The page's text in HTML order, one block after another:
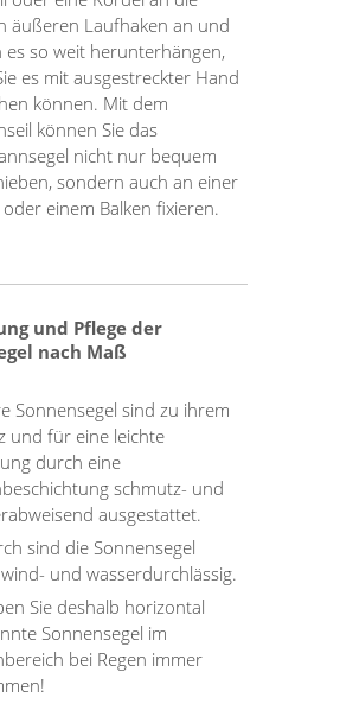
äußeren Laufhaken an und
es so weit herunterhängen,
es mit ausgestreckter Hand
können. Mit dem
können Sie das
nicht nur bequem
sondern auch an einer
einem Balken fixieren.
und Pflege der
nach Maß
Sonnensegel sind zu ihrem
und für eine leichte
durch eine
schmutz- und
ausgestattet.
sind die Sonnensegel
und wasserdurchlässig.
Sie deshalb horizontal
Sonnensegel im
bei Regen immer